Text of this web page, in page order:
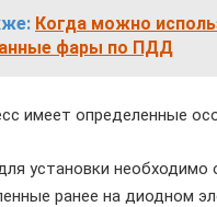
Когда можно
фары по ПДД
имеет определенные
установки необходимо
ранее на диодном